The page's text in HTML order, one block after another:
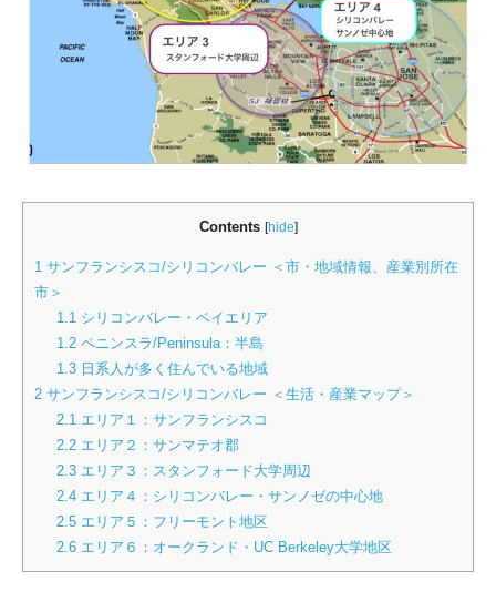
Contents [hide]
1 サンフランシスコ/シリコンバレー ＜市・地域情報、産業別所在
市＞
1.1シリコンバレー・ベイエリア
1.2ペニンスラ/Peninsula：半島
1.3日系人が多く住んでいる地域
2 サンフランシスコ/シリコンバレー ＜生活・産業マップ＞
2.1エリア１：サンフランシスコ
2.2エリア２：サンマテオ郡
2.3エリア３：スタンフォード大学周辺
2.4エリア４：シリコンバレー・サンノゼの中心地
2.5エリア５：フリーモント地区
2.6エリア６：オークランド・UC Berkeley大学地区